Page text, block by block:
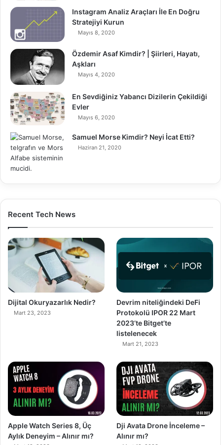
Instagram Analiz Araçları İle En Doğru
Stratejiyi Kurun
Mayıs 8, 2020
Özdemir Asaf Kimdir? | Şiirleri, Hayatı,
Aşkları
Mayıs 4, 2020
En Sevdiğiniz Yabancı Dizilerin Çekildiği
Evler
Mayıs 6, 2020
Samuel Morse Kimdir? Neyi İcat Etti?
Haziran 21, 2020
Recent Tech News
Dijital Okuryazarlık Nedir?
Mart 23, 2023
Devrim niteliğindeki DeFi
Protokolü IPOR 22 Mart
2023’te Bitget’te
listelenecek
Mart 21, 2023
Apple Watch Series 8, Üç
Aylık Deneyim – Alınır mı?
89%
Dji Avata Drone İnceleme –
Alınır mı?